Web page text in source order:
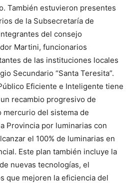
También estuvieron presentes
de la Subsecretaría de
del consejo
Martini, funcionarios
de las instituciones locales
Secundario “Santa Teresita”.
Eficiente e Inteligente tiene
recambio progresivo de
mercurio del sistema de
Provincia por luminarias con
el 100% de luminarias en
Este plan también incluye la
nuevas tecnologías, el
que mejoren la eficiencia del